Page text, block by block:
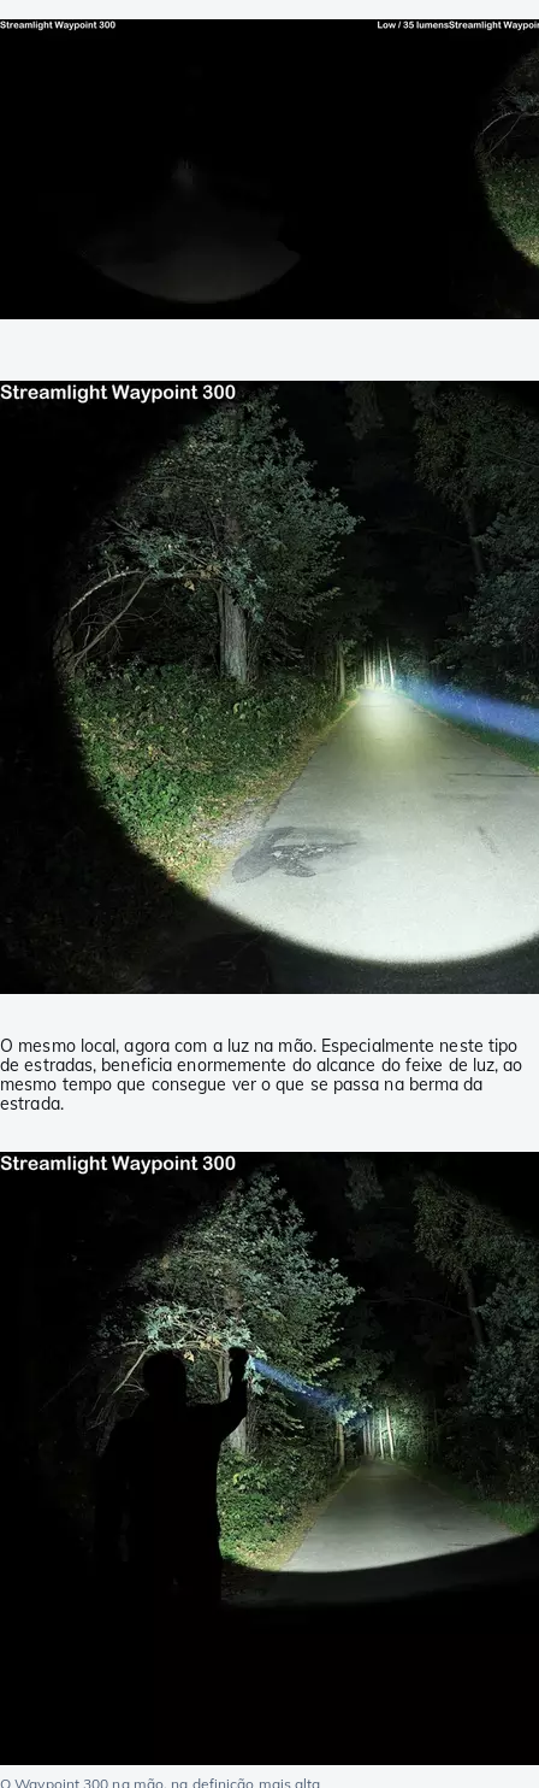
O mesmo local, agora com a luz na mão. Especialmente neste tipo
de estradas, beneficia enormemente do alcance do feixe de luz, ao
mesmo tempo que consegue ver o que se passa na berma da
estrada.
O Waypoint 300 na mão, na definição mais alta